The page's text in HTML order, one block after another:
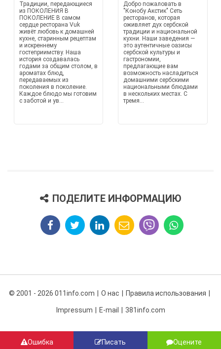
Традиции, передающиеся
из ПОКОЛЕНИЯ В
ПОКОЛЕНИЕ В самом
сердце ресторана Vuk
живёт любовь к домашней
кухне, старинным рецептам
и искреннему
гостеприимству. Наша
история создавалась
годами за общим столом, в
ароматах блюд,
передаваемых из
поколения в поколение.
Каждое блюдо мы готовим
с заботой и ув...
Добро пожаловать в
"Конобу Акстик" Сеть
ресторанов, которая
оживляет дух сербской
традиции и национальной
кухни. Наши заведения —
это аутентичные оазисы
сербской культуры и
гастрономии,
предлагающие вам
возможность насладиться
домашними сербскими
национальными блюдами
в нескольких местах. С
тремя...
ПОДЕЛИТЕ ИНФОРМАЦИЮ
Ошибка Писать Оцените
© 2001 - 2026 011info.com О нас Правила использования
Impressum E-mail 381info.com